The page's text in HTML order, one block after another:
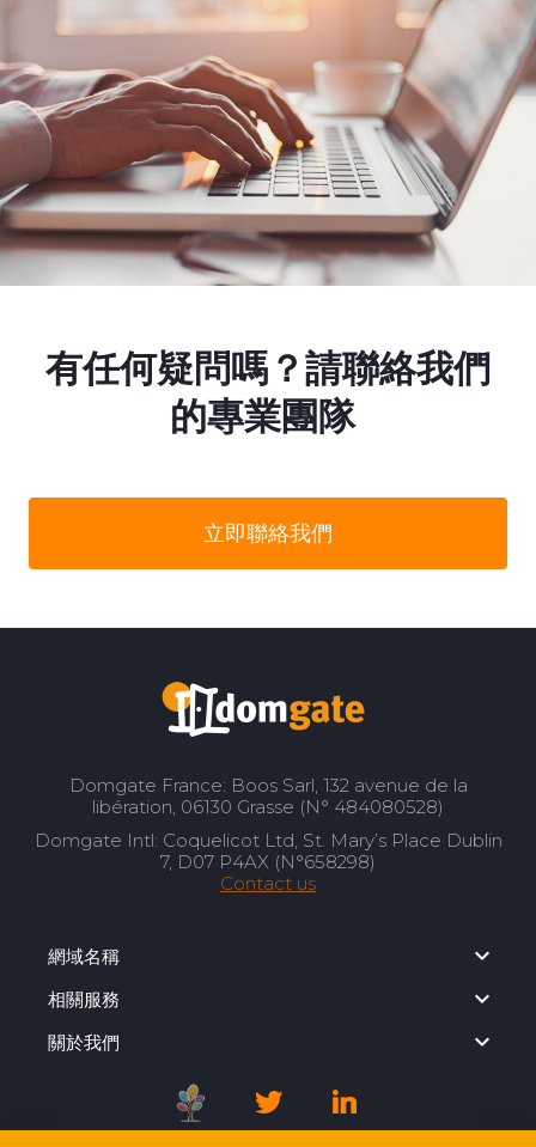
有任何疑問嗎？請聯絡我們
的專業團隊
立即聯絡我們
Domgate France: Boos Sarl, 132 avenue de la
libération, 06130 Grasse (N° 484080528)
Domgate Intl: Coquelicot Ltd, St. Mary’s Place Dublin
7, D07 P4AX (N°658298)
Contact us
網域名稱
相關服務
關於我們